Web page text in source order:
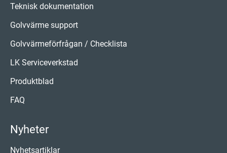
Teknisk dokumentation
Golvvärme support
Golvvärmeförfrågan / Checklista
LK Serviceverkstad
Produktblad
FAQ
Nyheter
Nyhetsartiklar